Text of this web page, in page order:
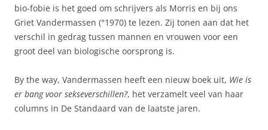
bio-fobie is het goed om schrijvers als Morris en bij ons
Griet Vandermassen (°1970) te lezen. Zij tonen aan dat het
verschil in gedrag tussen mannen en vrouwen voor een
groot deel van biologische oorsprong is.
By the way, Vandermassen heeft een nieuw boek uit, Wie is
er bang voor sekseverschillen?, het verzamelt veel van haar
columns in De Standaard van de laatste jaren.